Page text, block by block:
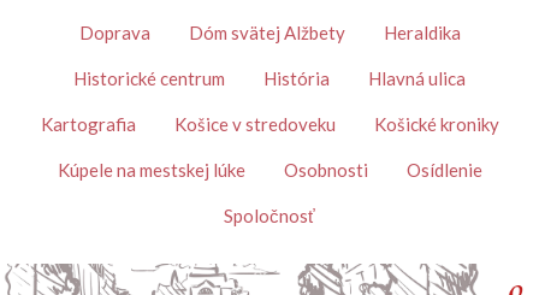
TémyDoprava Dóm svätej Alžbety Heraldika
Historické centrum História Hlavná ulica
Kartografia Košice v stredoveku Košické kroniky
Kúpele na mestskej lúke Osobnosti Osídlenie
Spoločnosť